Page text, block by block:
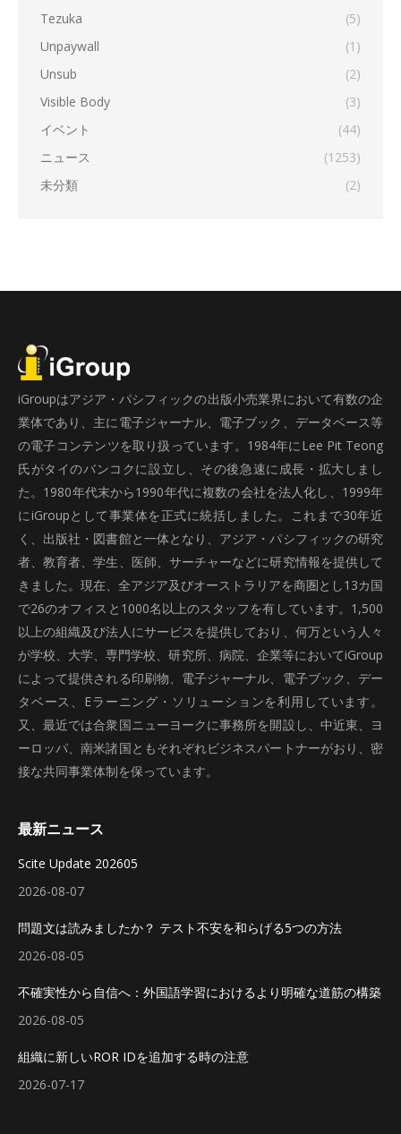
Tezuka
(5)
Unpaywall
(1)
Unsub
(2)
Visible Body
(3)
イベント
(44)
ニュース
(1253)
未分類
(2)
iGroupはアジア・パシフィックの出版小売業界において有数の企
業体であり、主に電子ジャーナル、電子ブック、データベース等
の電子コンテンツを取り扱っています。1984年にLee Pit Teong
氏がタイのバンコクに設立し、その後急速に成長・拡大しまし
た。1980年代末から1990年代に複数の会社を法人化し、1999年
にiGroupとして事業体を正式に統括しました。これまで30年近
く、出版社・図書館と一体となり、アジア・パシフィックの研究
者、教育者、学生、医師、サーチャーなどに研究情報を提供して
きました。現在、全アジア及びオーストラリアを商圏とし13カ国
で26のオフィスと1000名以上のスタッフを有しています。1,500
以上の組織及び法人にサービスを提供しており、何万という人々
が学校、大学、専門学校、研究所、病院、企業等においてiGroup
によって提供される印刷物、電子ジャーナル、電子ブック、デー
タベース、Eラーニング・ソリューションを利用しています。
又、最近では合衆国ニューヨークに事務所を開設し、中近東、ヨ
ーロッパ、南米諸国ともそれぞれビジネスパートナーがおり、密
接な共同事業体制を保っています。
最新ニュース
Scite Update 202605
2026-08-07
問題文は読みましたか？ テスト不安を和らげる5つの方法
2026-08-05
不確実性から自信へ：外国語学習におけるより明確な道筋の構築
2026-08-05
組織に新しいROR IDを追加する時の注意
2026-07-17